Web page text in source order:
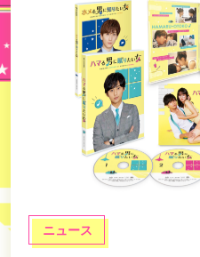
ニュース